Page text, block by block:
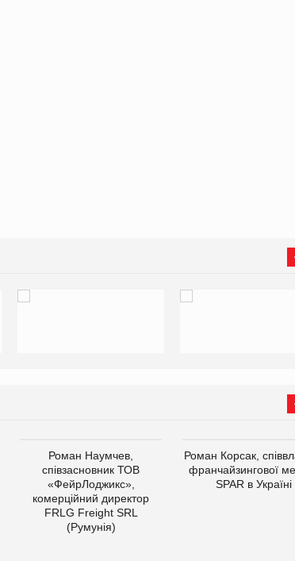
Роман Наумчев,
співзасновник ТОВ
«ФейрЛоджикс»,
комерційний директор
FRLG Freight SRL
(Румунія)
Роман Корсак,
франчайзингової
SPAR в Україні